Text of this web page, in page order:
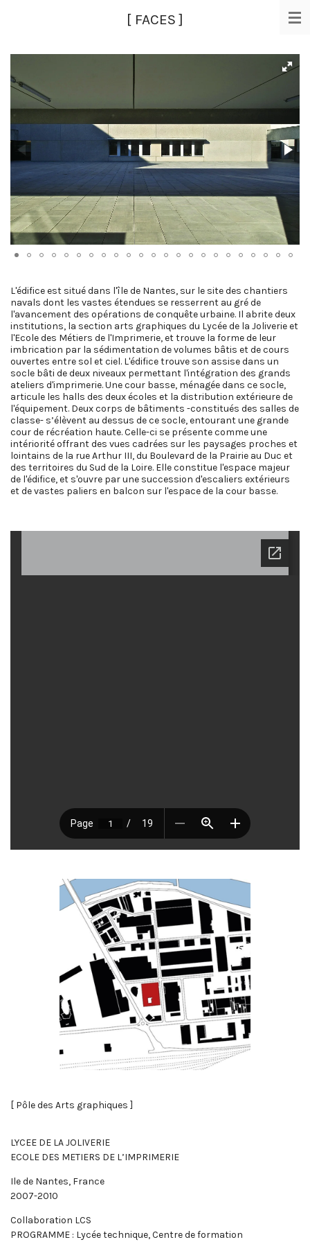
principal
[ FACES ]
L'édifice est situé dans l'île de Nantes, sur le site des chantiers
navals dont les vastes étendues se resserrent au gré de
l'avancement des opérations de conquête urbaine. Il abrite deux
institutions, la section arts graphiques du Lycée de la Joliverie et
l'Ecole des Métiers de l'Imprimerie, et trouve la forme de leur
imbrication par la sédimentation de volumes bâtis et de cours
ouvertes entre sol et ciel. L'édifice trouve son assise dans un
socle bâti de deux niveaux permettant l'intégration des grands
ateliers d'imprimerie. Une cour basse, ménagée dans ce socle,
articule les halls des deux écoles et la distribution extérieure de
l'équipement. Deux corps de bâtiments -constitués des salles de
classe- s’élèvent au dessus de ce socle, entourant une grande
cour de récréation haute. Celle-ci se présente comme une
intériorité offrant des vues cadrées sur les paysages proches et
lointains de la rue Arthur III, du Boulevard de la Prairie au Duc et
des territoires du Sud de la Loire. Elle constitue l'espace majeur
de l'édifice, et s'ouvre par une succession d'escaliers extérieurs
et de vastes paliers en balcon sur l'espace de la cour basse.
[ Pôle des Arts graphiques ]
LYCEE DE LA JOLIVERIE
ECOLE DES METIERS DE L’IMPRIMERIE
Ile de Nantes, France
2007-2010
Collaboration LCS
PROGRAMME : Lycée technique, Centre de formation